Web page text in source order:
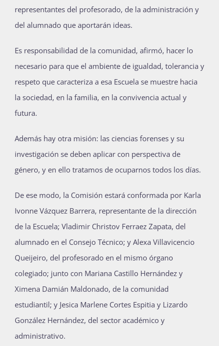
representantes del profesorado, de la administración y
del alumnado que aportarán ideas.
Es responsabilidad de la comunidad, afirmó, hacer lo
necesario para que el ambiente de igualdad, tolerancia y
respeto que caracteriza a esa Escuela se muestre hacia
la sociedad, en la familia, en la convivencia actual y
futura.
Además hay otra misión: las ciencias forenses y su
investigación se deben aplicar con perspectiva de
género, y en ello tratamos de ocuparnos todos los días.
De ese modo, la Comisión estará conformada por Karla
Ivonne Vázquez Barrera, representante de la dirección
de la Escuela; Vladimir Christov Ferraez Zapata, del
alumnado en el Consejo Técnico; y Alexa Villavicencio
Queijeiro, del profesorado en el mismo órgano
colegiado; junto con Mariana Castillo Hernández y
Ximena Damián Maldonado, de la comunidad
estudiantil; y Jesica Marlene Cortes Espitia y Lizardo
González Hernández, del sector académico y
administrativo.